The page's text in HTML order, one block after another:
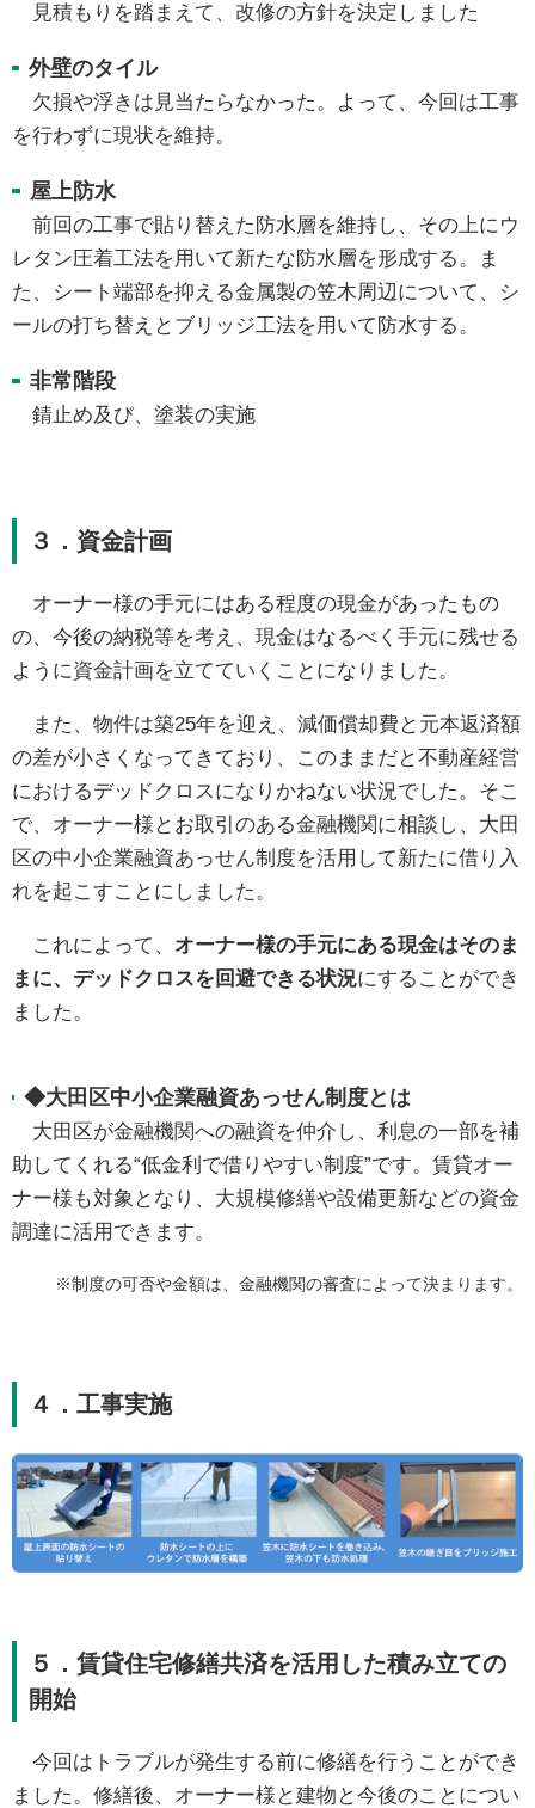
見積もりを踏まえて、改修の方針を決定しました
外壁のタイル
欠損や浮きは見当たらなかった。よって、今回は工事
を行わずに現状を維持。
屋上防水
前回の工事で貼り替えた防水層を維持し、その上にウ
レタン圧着工法を用いて新たな防水層を形成する。ま
た、シート端部を抑える金属製の笠木周辺について、シ
ールの打ち替えとブリッジ工法を用いて防水する。
非常階段
錆止め及び、塗装の実施
３．資金計画
オーナー様の手元にはある程度の現金があったもの
の、今後の納税等を考え、現金はなるべく手元に残せる
ように資金計画を立てていくことになりました。
また、物件は築25年を迎え、減価償却費と元本返済額
の差が小さくなってきており、このままだと不動産経営
におけるデッドクロスになりかねない状況でした。そこ
で、オーナー様とお取引のある金融機関に相談し、大田
区の中小企業融資あっせん制度を活用して新たに借り入
れを起こすことにしました。
これによって、 オーナー様の手元にある現金はそのま
まに、デッドクロスを回避できる状況にすることができ
ました。
◆大田区中小企業融資あっせん制度とは
大田区が金融機関への融資を仲介し、利息の一部を補
助してくれる“低金利で借りやすい制度”です。賃貸オー
ナー様も対象となり、大規模修繕や設備更新などの資金
調達に活用できます。
※制度の可否や金額は、金融機関の審査によって決まります。
４．工事実施
５．賃貸住宅修繕共済を活用した積み立ての
開始
今回はトラブルが発生する前に修繕を行うことができ
ました。修繕後、オーナー様と建物と今後のことについ